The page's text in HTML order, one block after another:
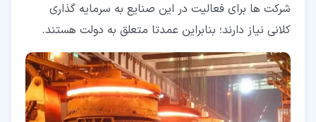
شرکت ها برای فعالیت در این صنایع به سرمایه گذاری
کلانی نیاز دارند؛ بنابراین عمدتا متعلق به دولت هستند.